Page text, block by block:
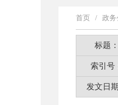
首页 / 政务
标题：
索引号
发文日期